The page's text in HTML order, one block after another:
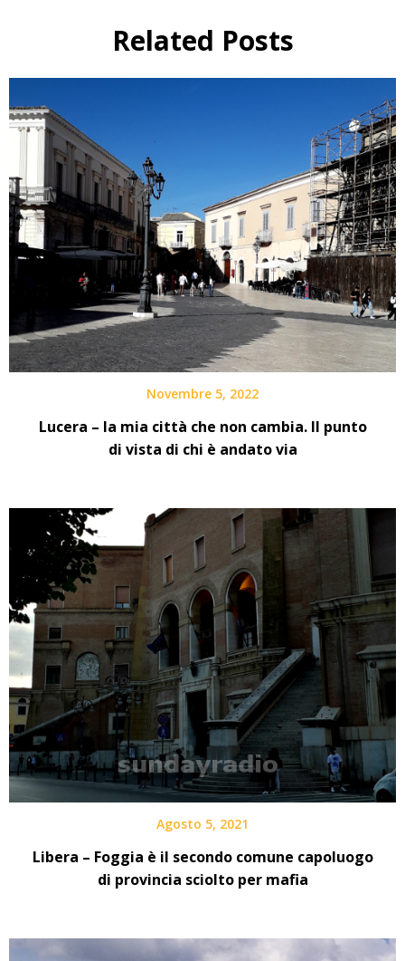
Related Posts
Novembre 5, 2022
Lucera – la mia città che non cambia. Il punto
di vista di chi è andato via
Agosto 5, 2021
Libera – Foggia è il secondo comune capoluogo
di provincia sciolto per mafia